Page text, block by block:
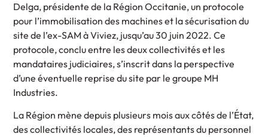
Delga, présidente de la Région Occitanie, un protocole
pour l’immobilisation des machines et la sécurisation du
site de l’ex-SAM à Viviez, jusqu’au 30 juin 2022. Ce
protocole, conclu entre les deux collectivités et les
mandataires judiciaires, s’inscrit dans la perspective
d’une éventuelle reprise du site par le groupe MH
Industries.
La Région mène depuis plusieurs mois aux côtés de l’État,
des collectivités locales, des représentants du personnel